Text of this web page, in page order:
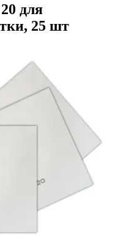
для
25 шт